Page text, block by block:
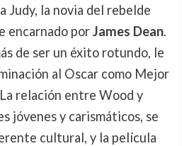
la novia del rebelde
encarnado porJames Dean.
de ser un éxito rotundo, le
al Oscar como Mejor
relación entre Wood y
jóvenes y carismáticos, se
cultural, y la película